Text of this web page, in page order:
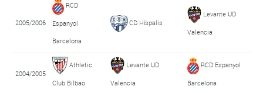
2005/2006
RCD
Espanyol
Barcelona
CD Híspalis
Levante UD
Valencia
2004/2005
Athletic
Club Bilbao
Levante UD
Valencia
RCD Espanyol
Barcelona